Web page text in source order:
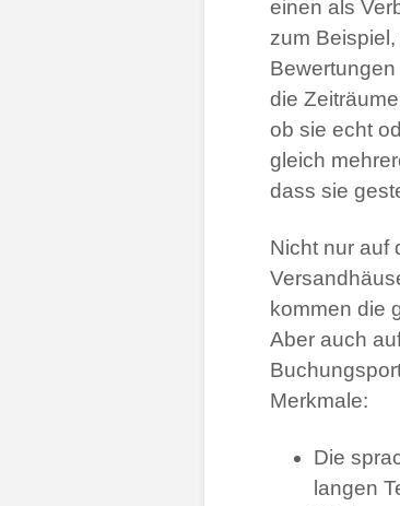
einen als
zum
die
ob sie echt
gleich
dass sie
Nicht nur auf
kommen die
Aber auch
Merkmale:
Die
langen